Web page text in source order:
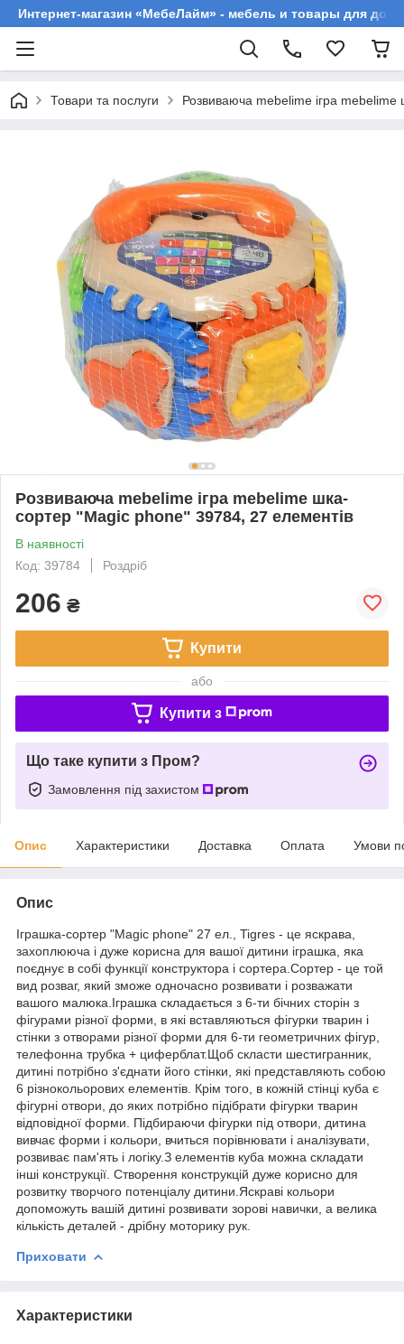
Интернет-магазин «МебеЛайм» - мебель и товары для
Товари та послуги Розвиваюча mebelime ігра
Розвиваюча mebelime ігра mebelime шка-
сортер "Magic phone" 39784, 27 елементів
В наявності
Код: 39784
Роздріб
206 ₴
Купити
або
Купити з
Що таке купити з Пром?
Замовлення під захистом
Опис Характеристики Доставка Оплата Умови
Опис
Іграшка-сортер "Magic phone" 27 ел., Tigres - це яскрава,
захоплююча і дуже корисна для вашої дитини іграшка, яка
поєднує в собі функції конструктора і сортера.Сортер - це той
вид розваг, який зможе одночасно розвивати і розважати
вашого малюка.Іграшка складається з 6-ти бічних сторін з
фігурами різної форми, в які вставляються фігурки тварин і
стінки з отворами різної форми для 6-ти геометричних фігур,
телефонна трубка + циферблат.Щоб скласти шестигранник,
дитині потрібно з'єднати його стінки, які представляють собою
6 різнокольорових елементів. Крім того, в кожній стінці куба є
фігурні отвори, до яких потрібно підібрати фігурки тварин
відповідної форми. Підбираючи фігурки під отвори, дитина
вивчає форми і кольори, вчиться порівнювати і аналізувати,
розвиває пам'ять і логіку.З елементів куба можна складати
інші конструкції. Створення конструкцій дуже корисно для
розвитку творчого потенціалу дитини.Яскраві кольори
допоможуть вашій дитині розвивати зорові навички, а велика
кількість деталей - дрібну моторику рук.
Приховати
Характеристики